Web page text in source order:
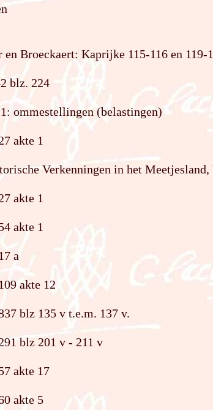
Broeckaert: Kaprijke 115-116 en 119-
blz. 224
ommestellingen (belastingen)
akte 1
Verkenningen in het
akte 1
akte 1
a
akte 12
blz 135 v t.e.m. 137 v.
blz 201 v - 211 v
akte 17
akte 5